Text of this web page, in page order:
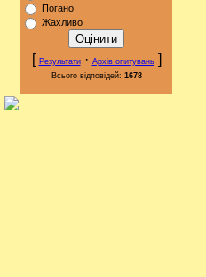
Погано
Жахливо
[ Результати· Архів опитувань]
Всього відповідей: 1678